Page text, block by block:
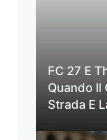
FC 27 E
Quando Il
Strada E